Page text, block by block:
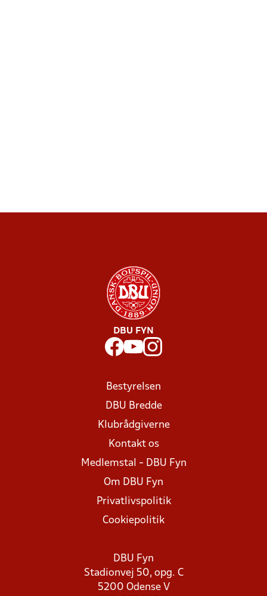
DBU FYN
Bestyrelsen
DBU Bredde
Klubrådgiverne
Kontakt os
Medlemstal - DBU Fyn
Om DBU Fyn
Privatlivspolitik
Cookiepolitik
DBU Fyn
Stadionvej 50, opg. C
5200 Odense V